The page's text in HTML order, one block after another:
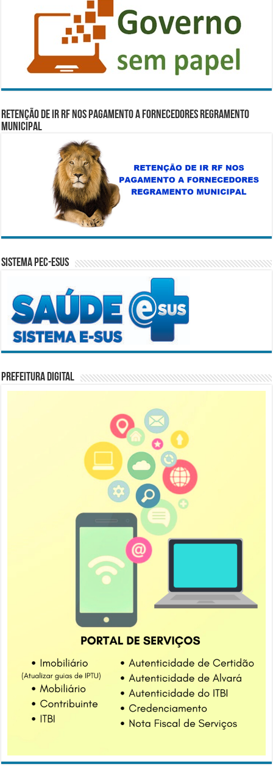
RETENÇÃO DE IR RF NOS PAGAMENTO A FORNECEDORES REGRAMENTO
MUNICIPAL
Sistema PEC-ESUS
Prefeitura Digital